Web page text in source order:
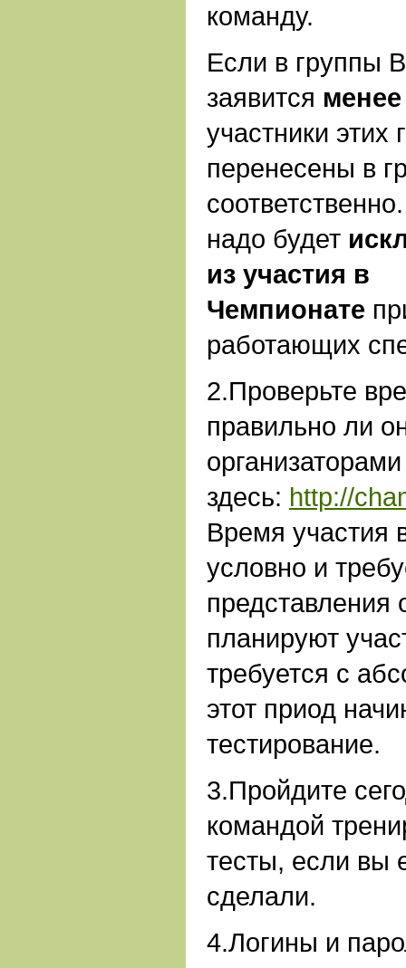
команду.
Если в группы
заявится
участники этих
перенесены в
надо будет
из участия в
Чемпионате
работающих
2.Проверьте
правильно ли
организаторами
здесь: http://
Время участия
условно и
представления
планируют
требуется с
этот приод
тестирование.
3.Пройдите
командой
тесты, если вы
сделали.
4.Логины и